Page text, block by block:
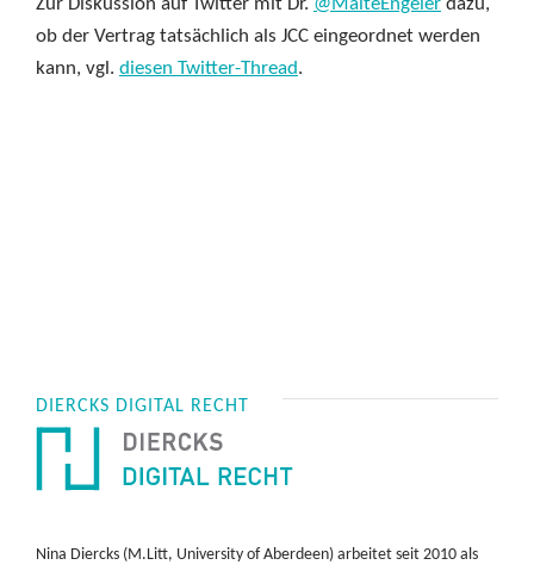
Zur Diskussion auf Twitter mit Dr. @MalteEngeler dazu,
ob der Vertrag tatsächlich als JCC eingeordnet werden
kann, vgl. diesen Twitter-Thread.
DIERCKS DIGITAL RECHT
Nina Diercks (M.Litt, University of Aberdeen) arbeitet seit 2010 als